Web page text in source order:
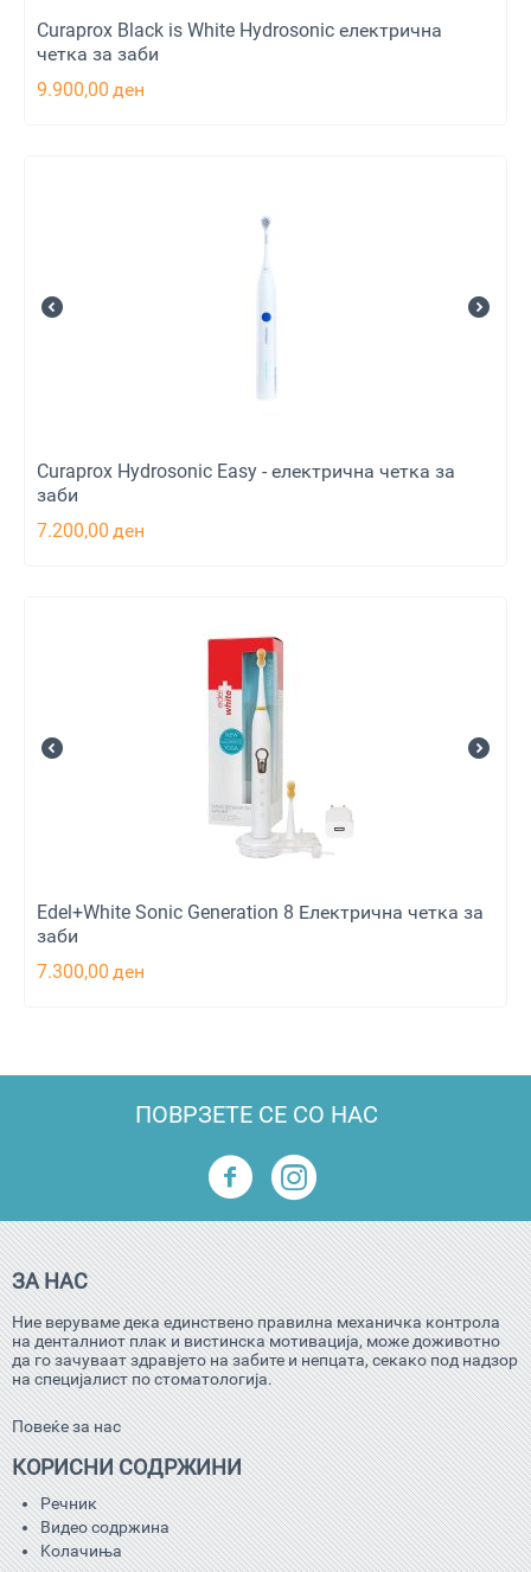
Curaprox Black is White Hydrosonic електрична
четка за заби
9.900,00 ден
Curaprox Hydrosonic Easy - електрична четка за
заби
7.200,00 ден
Edel+White Sonic Generation 8 Електрична четка за
заби
7.300,00 ден
ПОВРЗЕТЕ СЕ СО НАС
ЗА НАС
Ние веруваме дека единствено правилна механичка контрола
на денталниот плак и вистинска мотивација, може доживотно
да го зачуваат здравјето на забите и непцата, секако под надзор
на специјалист по стоматологија.
Повеќе за нас
КОРИСНИ СОДРЖИНИ
Речник
Видео содржина
Kолачиња